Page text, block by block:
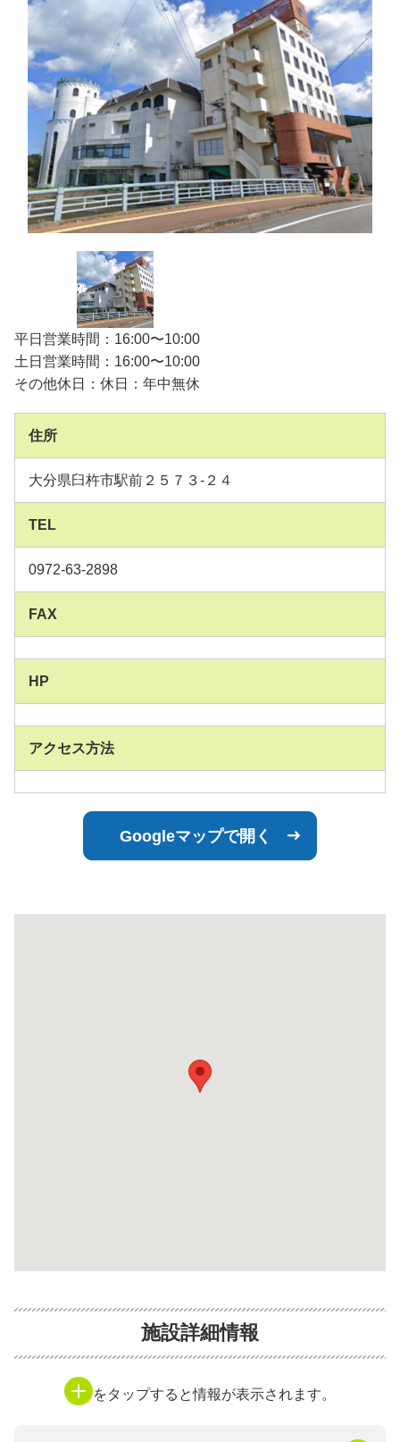
平日営業時間：16:00〜10:00
土日営業時間：16:00〜10:00
その他休日：休日：年中無休
住所
大分県臼杵市駅前２５７３-２４
TEL
0972-63-2898
FAX
HP
アクセス方法
Googleマップで開く
施設詳細情報
をタップすると情報が表示されます。